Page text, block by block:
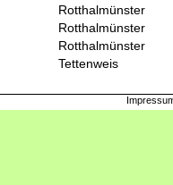
Rotthalmünster
Rotthalmünster
Rotthalmünster
Tettenweis